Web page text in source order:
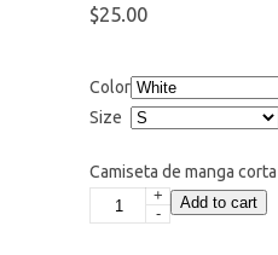
$25.00
Color
Size
Camiseta de manga
+
-
Add to cart